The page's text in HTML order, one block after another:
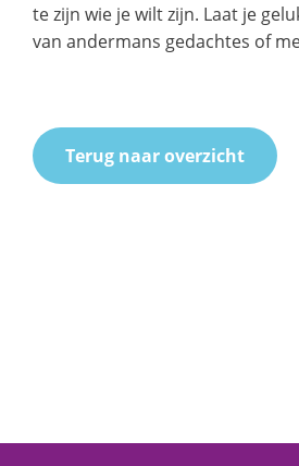
te zijn wie je wilt zijn. Laat je
van andermans gedachtes of
Terug naar overzicht